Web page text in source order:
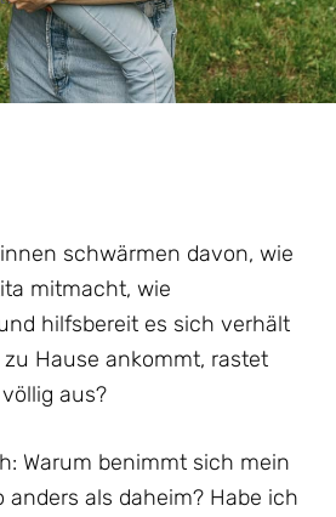
schwärmen davon, wie
mitmacht, wie
hilfsbereit es sich verhält
Hause ankommt, rastet
aus?
Warum benimmt sich mein
anders als daheim? Habe ich